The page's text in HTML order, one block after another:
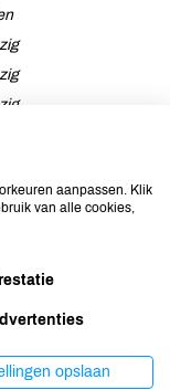
aanpassen. Klik
van alle cookies,
opslaan